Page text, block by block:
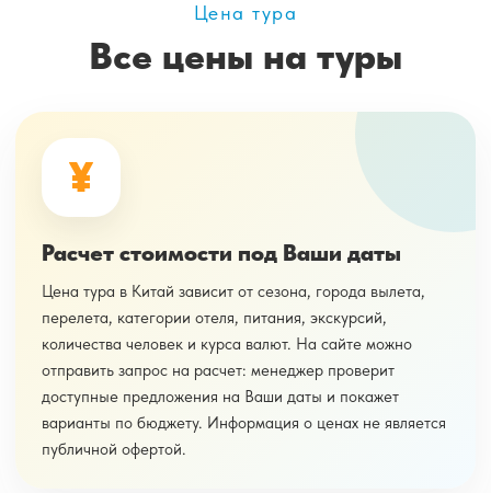
Цена тура
Все цены на туры
¥
Расчет стоимости под Ваши даты
Цена тура в Китай зависит от сезона, города вылета,
перелета, категории отеля, питания, экскурсий,
количества человек и курса валют. На сайте можно
отправить запрос на расчет: менеджер проверит
доступные предложения на Ваши даты и покажет
варианты по бюджету. Информация о ценах не является
публичной офертой.